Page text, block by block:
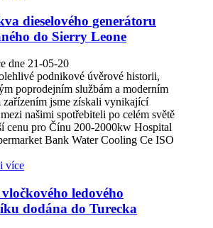
dieselového generátoru
do Sierry Leone
dne 21-05-20
podnikové úvěrové historii,
poprodejním službám a moderním
jsme získali vynikající
našimi spotřebiteli po celém světě
cenu pro Čínu 200-2000kw Hospital
Bank Water Cooling Ce ISO
více
vločkového ledového
dodána do Turecka